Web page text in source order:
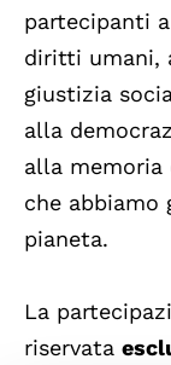
partecipanti
diritti umani,
giustizia
alla
alla
che abbiamo
pianeta.
La
riservata